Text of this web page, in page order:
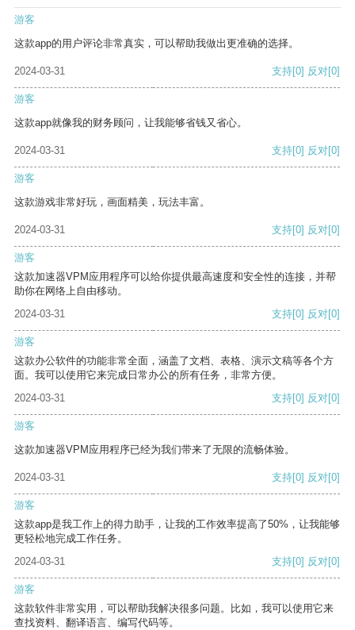
游客
这款app的用户评论非常真实，可以帮助我做出更准确的选择。
2024-03-31 支持[0] 反对[0]
游客
这款app就像我的财务顾问，让我能够省钱又省心。
2024-03-31 支持[0] 反对[0]
游客
这款游戏非常好玩，画面精美，玩法丰富。
2024-03-31 支持[0] 反对[0]
游客
这款加速器VPM应用程序可以给你提供最高速度和安全性的连接，并帮
助你在网络上自由移动。
2024-03-31
支持[0] 反对[0]
游客
这款办公软件的功能非常全面，涵盖了文档、表格、演示文稿等各个方
面。我可以使用它来完成日常办公的所有任务，非常方便。
2024-03-31
支持[0] 反对[0]
游客
这款加速器VPM应用程序已经为我们带来了无限的流畅体验。
2024-03-31 支持[0] 反对[0]
游客
这款app是我工作上的得力助手，让我的工作效率提高了50%，让我能够
更轻松地完成工作任务。
2024-03-31
支持[0] 反对[0]
游客
这款软件非常实用，可以帮助我解决很多问题。比如，我可以使用它来
查找资料、翻译语言、编写代码等。